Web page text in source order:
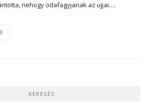
nehogy odafagyjanak az ujjai….
KERESÉS